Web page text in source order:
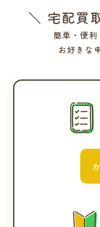
＼ 宅配買
簡単・便利
お好きな